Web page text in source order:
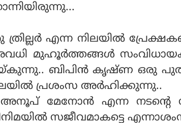
ത്രില്ലര്‍ എന്ന നിലയില്‍
മുഹൂര്‍ത്തങ്ങള്‍
ബിപിന്‍ കൃഷ്ണ ഒരു
പ്രശംസ അര്‍ഹിക്കുന്നു..
മേനോന്‍ എന്ന നടന്റെ
സജീവമാകട്ടെ